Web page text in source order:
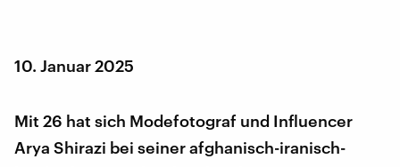
10. Januar 2025
Mit 26 hat sich Modefotograf und Influencer
Arya Shirazi bei seiner afghanisch-iranisch-